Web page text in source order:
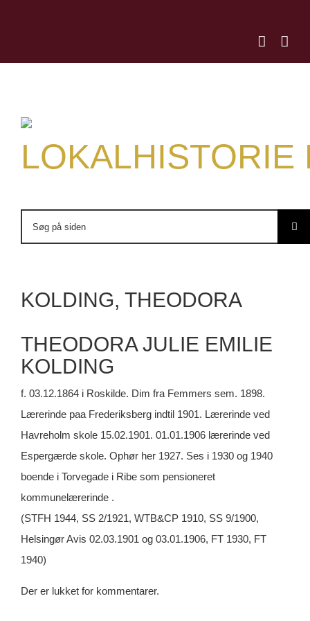
KOLDING, THEODORA
THEODORA JULIE EMILIE
KOLDING
f. 03.12.1864 i Roskilde. Dim fra Femmers sem. 1898.
Lærerinde paa Frederiksberg indtil 1901. Lærerinde ved
Havreholm skole 15.02.1901. 01.01.1906 lærerinde ved
Espergærde skole. Ophør her 1927. Ses i 1930 og 1940
boende i Torvegade i Ribe som pensioneret
kommunelærerinde .
(STFH 1944, SS 2/1921, WTB&CP 1910, SS 9/1900,
Helsingør Avis 02.03.1901 og 03.01.1906, FT 1930, FT
1940)
Der er lukket for kommentarer.